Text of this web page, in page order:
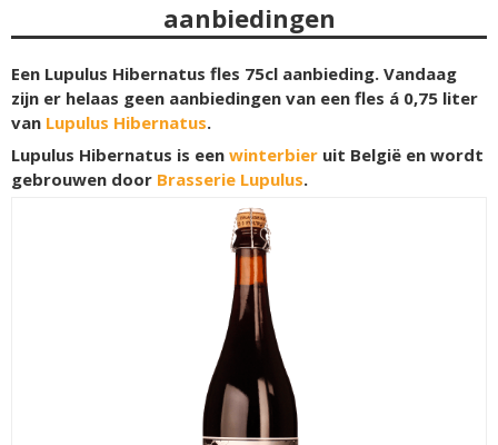
aanbiedingen
Een Lupulus Hibernatus fles 75cl aanbieding. Vandaag
zijn er helaas geen aanbiedingen van een fles á 0,75 liter
van Lupulus Hibernatus.
Lupulus Hibernatus is een winterbier uit België en wordt
gebrouwen door Brasserie Lupulus.